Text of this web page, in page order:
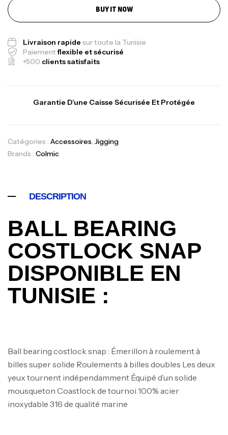
BUY IT NOW
Livraison rapide sur toute la Tunisie
Paiementflexible et sécurisé
+500 clients satisfaits
Garantie D’une Caisse Sécurisée Et Protégée
Catégories : Accessoires, Jigging
Brands : Colmic
DESCRIPTION
BALL BEARING
COSTLOCK SNAP
DISPONIBLE EN
TUNISIE :
Ball bearing costlock snap : Émerillon à roulement à
billes super solide Roulements à billes doubles Les deux
yeux tournent indépendamment Équipé d’un solide
mousqueton Coastlock de tournoi 100% acier
inoxydable 316 de qualité marine
Cannes,Jigging
د.ت379,000
د.ت340,000
Foureau Kalli Kunnan Funda 1.70m